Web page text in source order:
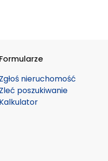
Formularze
Zgłoś nieruchomość
Zleć poszukiwanie
Kalkulator